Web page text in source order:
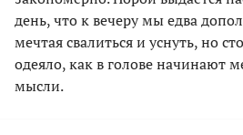
день, что к вечеру мы едва
мечтая свалиться и уснуть, но
одеяло, как в голове начинают
мысли.